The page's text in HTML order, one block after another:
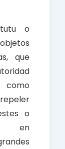
o
que
como
o
en